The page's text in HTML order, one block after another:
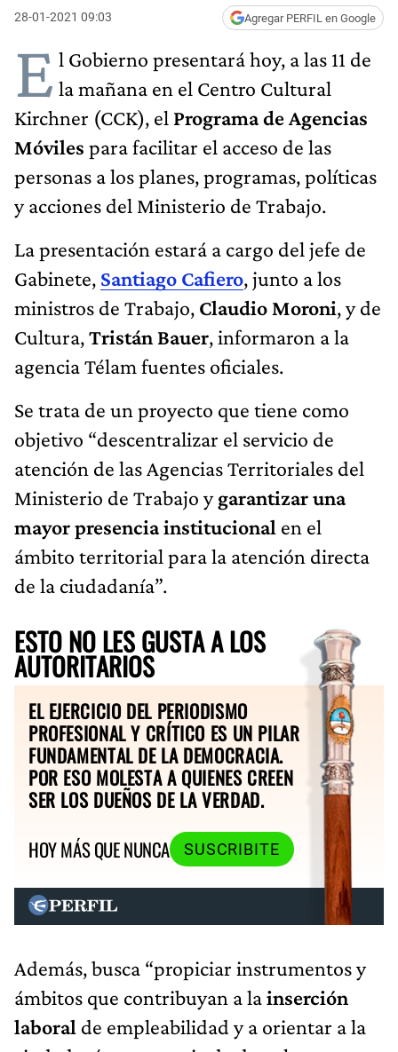
28-01-2021 09:03 Agregar PERFIL en Google
E l Gobierno presentará hoy, a las 11 de
la mañana en el Centro Cultural
Kirchner (CCK), el Programa de Agencias
Móviles para facilitar el acceso de las
personas a los planes, programas, políticas
y acciones del Ministerio de Trabajo.
La presentación estará a cargo del jefe de
Gabinete, Santiago Cafiero, junto a los
ministros de Trabajo, Claudio Moroni, y de
Cultura,Tristán Bauer, informaron a la
agencia Télam fuentes oficiales.
Se trata de un proyecto que tiene como
objetivo “descentralizar el servicio de
atención de las Agencias Territoriales del
Ministerio de Trabajo ygarantizar una
mayor presencia institucional en el
ámbito territorial para la atención directa
de la ciudadanía”.
ESTO NO LES GUSTA A LOS
AUTORITARIOS
EL EJERCICIO DEL PERIODISMO
PROFESIONAL Y CRÍTICO ES UN PILAR
FUNDAMENTAL DE LA DEMOCRACIA.
POR ESO MOLESTA A QUIENES CREEN
SER LOS DUEÑOS DE LA VERDAD.
HOY MÁS QUE NUNCA
SUSCRIBITE
Además, busca “propiciar instrumentos y
ámbitos que contribuyan a lainserción
laboral de empleabilidad y a orientar a la